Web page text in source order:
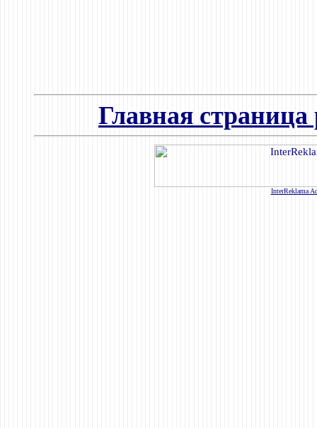
Главная страница
InterReklama